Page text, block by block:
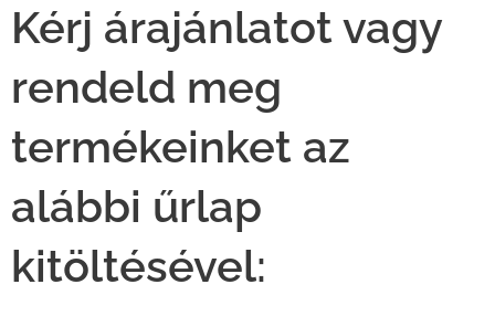
Kérj árajánlatot vagy
rendeld meg
termékeinket az
alábbi űrlap
kitöltésével: